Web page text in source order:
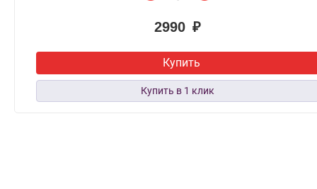
2990 ₽
Купить